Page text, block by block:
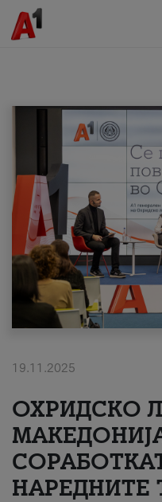
МК SQ
Приватни
Поддршка
Надополни кредит
#ПодобарОнлајн
19.11.2025
ОХРИДСКО
НАРЕДНИТЕ